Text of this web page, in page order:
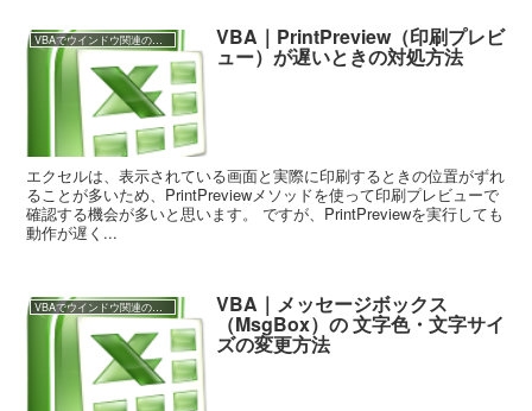
VBAでウインドウ関連の操作 VBA｜PrintPreview（印刷プレビ
ュー）が遅いときの対処方法
エクセルは、表示されている画面と実際に印刷するときの位置がずれ
ることが多いため、PrintPreviewメソッドを使って印刷プレビューで
確認する機会が多いと思います。 ですが、PrintPreviewを実行しても
動作が遅く...
VBAでウインドウ関連の操作 VBA｜メッセージボックス
（MsgBox）の 文字色・文字サイ
ズの変更方法